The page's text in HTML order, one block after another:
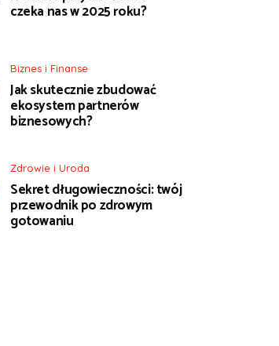
czeka nas w 2025 roku?
Biznes i Finanse
Jak skutecznie zbudować
ekosystem partnerów
biznesowych?
Zdrowie i Uroda
Sekret długowieczności: twój
przewodnik po zdrowym
gotowaniu